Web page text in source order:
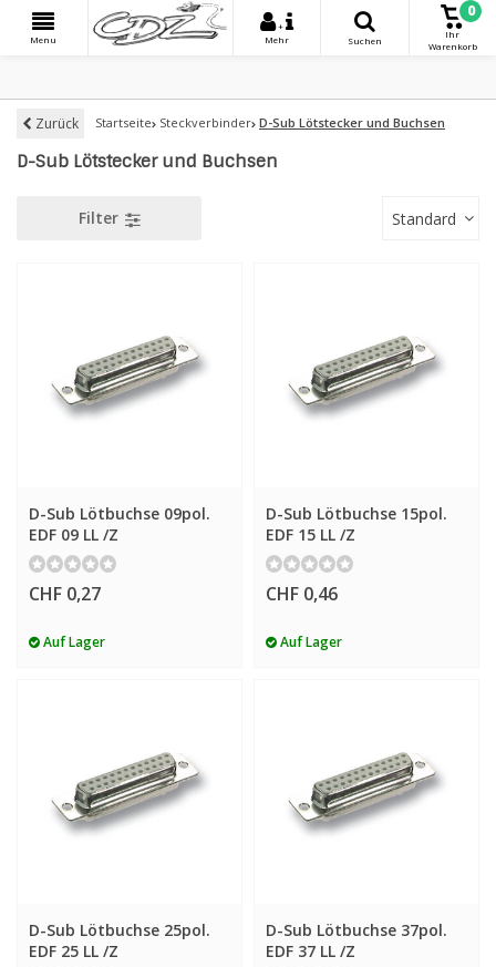
Menu
+
Mehr
Suchen
0
Ihr
Warenkorb
Zurück Startseite Steckverbinder D-Sub Lötstecker und Buchsen
D-Sub Lötstecker und Buchsen
Filter Standard
D-Sub Lötbuchse 09pol.
EDF 09 LL /Z
CHF 0,27
Auf Lager
D-Sub Lötbuchse 15pol.
EDF 15 LL /Z
CHF 0,46
Auf Lager
D-Sub Lötbuchse 25pol.
EDF 25 LL /Z
D-Sub Lötbuchse 37pol.
EDF 37 LL /Z